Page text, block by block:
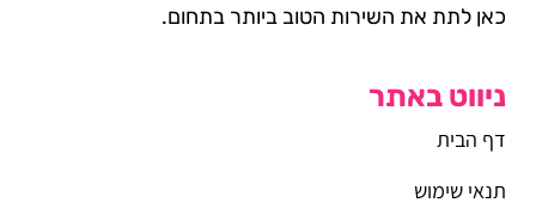
כאן לתת את השירות הטוב ביותר בתחום.
ניווט באתר
דף הבית
תנאי שימוש